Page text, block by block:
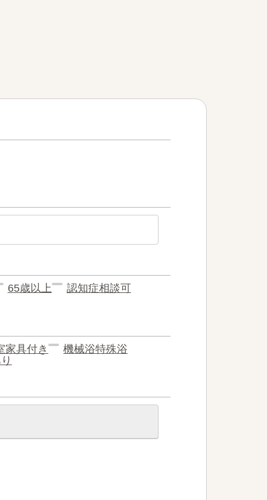
65歳以上
認知症相談可
家具付き
機械浴特殊浴